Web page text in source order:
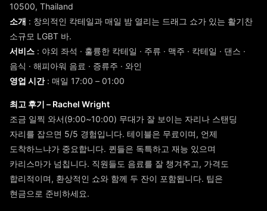
10500, Thailand
소개 : 창의적인 칵테일과 매일 밤 열리는 드래그 쇼가 있는 활기찬
소규모 LGBT 바.
서비스 : 야외 좌석 · 훌륭한 칵테일 · 주류 · 맥주 · 칵테일 · 댄스 ·
음식 · 해피아워 음료 · 증류주 · 와인
영업 시간: 매일 17:00 – 01:00
최고 후기 – Rachel Wright
조금 일찍 와서(9:00~10:00) 무대가 잘 보이는 자리나 스탠딩
자리를 잡으면 5/5 경험입니다. 테이블은 무료이며, 언제
도착하느냐가 중요합니다. 퀸들은 독특하고 재능 있으며
카리스마가 넘칩니다. 직원들도 음료를 잘 챙겨주고, 가격도
합리적이며, 환상적인 쇼와 함께 두 잔이 포함됩니다. 팁은
현금으로 준비하세요.